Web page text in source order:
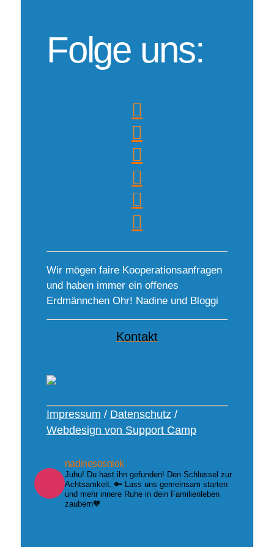
Folge uns:
Wir mögen faire Kooperationsanfragen
und haben immer ein offenes
Erdmännchen Ohr! Nadine und Bloggi
Kontakt
Impressum / Datenschutz/
Webdesign von Support Camp
nadinesosniok
Juhu! Du hast ihn gefunden! Den Schlüssel zur
Achtsamkeit. 🔑 Lass uns gemeinsam starten
und mehr innere Ruhe in dein Familienleben
zaubern🧡